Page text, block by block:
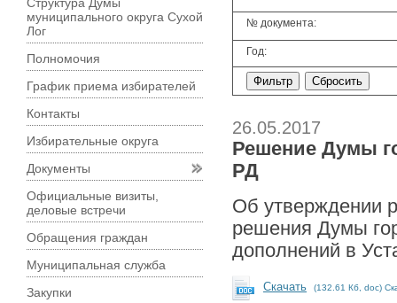
№ документа:
Год:
26.05.2017
Решение Думы
РД
Об утверждении
решения Думы
дополнений в
Скачать (132.61 Кб, doc)
Структура Думы
муниципального округа Сухой
Лог
Полномочия
График приема избирателей
Контакты
Избирательные округа
Документы
Официальные визиты,
деловые встречи
Обращения граждан
Муниципальная служба
Закупки